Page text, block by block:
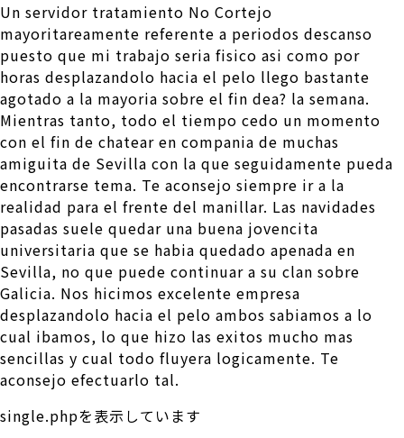
Un servidor tratamiento No Cortejo
mayoritareamente referente a periodos descanso
puesto que mi trabajo seri­a fisico asi­ como por
horas desplazandolo hacia el pelo llego bastante
agotado a la mayoria sobre el fin dea? la semana.
Mientras tanto, todo el tiempo cedo un momento
con el fin de chatear en compania de muchas
amiguita de Sevilla con la que seguidamente pueda
encontrarse tema. Te aconsejo siempre ir a la
realidad para el frente del manillar. Las navidades
pasadas suele quedar una buena jovencita
universitaria que se habia quedado apenada en
Sevilla, no que puede continuar a su clan sobre
Galicia. Nos hicimos excelente empresa
desplazandolo hacia el pelo ambos sabiamos a lo
cual ibamos, lo que hizo las exitos mucho mas
sencillas y cual todo fluyera logicamente. Te
aconsejo efectuarlo tal.
single.phpを表示しています